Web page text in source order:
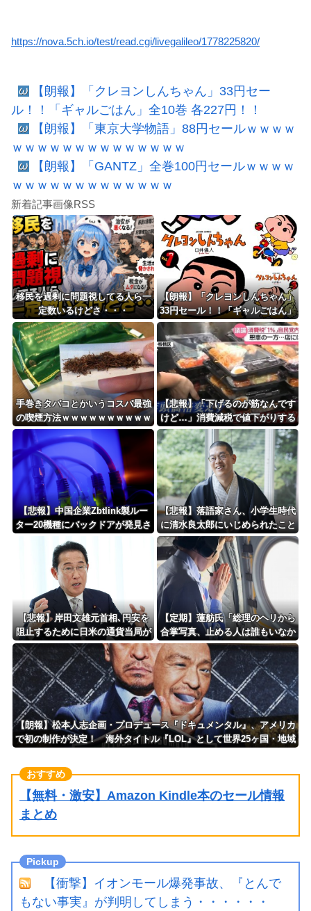
https://nova.5ch.io/test/read.cgi/livegalileo/1778225820/
【朗報】「クレヨンしんちゃん」33円セー
ル！！「ギャルごはん」全10巻 各227円！！
【朗報】「東京大学物語」88円セールｗｗｗｗ
ｗｗｗｗｗｗｗｗｗｗｗｗｗｗ
【朗報】「GANTZ」全巻100円セールｗｗｗｗ
ｗｗｗｗｗｗｗｗｗｗｗｗｗ
新着記事画像RSS
移民を過剰に問題視してる人ら一
定数いるけどさ・・・
【朗報】「クレヨンしんちゃん」
33円セール！！「ギャルごはん」
全10巻 各227円！！
手巻きタバコとかいうコスパ最強
の喫煙方法ｗｗｗｗｗｗｗｗｗｗ
ｗｗｗ
【悲報】「下げるのが筋なんです
けど…」消費減税で値下がりする
分と同じだけ商品を値上げして店
頭価格を変えない店も…
【悲報】中国企業Zbtlink製ルー
ター20機種にバックドアが発見さ
れるｗｗｗｗｗｗｗｗｗ
【悲報】落語家さん、小学生時代
に清水良太郎にいじめられたこと
を告白
【悲報】岸田文雄元首相､円安を
阻止するために日米の通貨当局が
実施した為替介入は｢一時しのぎ
に過ぎない｣との認識を示す
【定期】蓮舫氏「総理のヘリから
合掌写真、止める人は誰もいなか
ったの？」「あまりにも愕然」
【朗報】松本人志企画・プロデュース『ドキュメンタル』、アメリカ
で初の制作が決定！ 海外タイトル『LOL』として世界25ヶ国・地域
【無料・激安】Amazon Kindle本のセール情報
まとめ
【衝撃】イオンモール爆発事故、『とんで
もない事実』が判明してしまう・・・・・・